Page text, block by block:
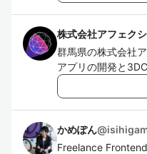
株式会社アフェク
群馬県の株式会社
アプリの開発と
かめぽん@
Freelance